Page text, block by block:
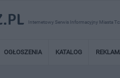
Internetowy Serwis Informacyjny Miasta
OGŁOSZENIA KATALOG